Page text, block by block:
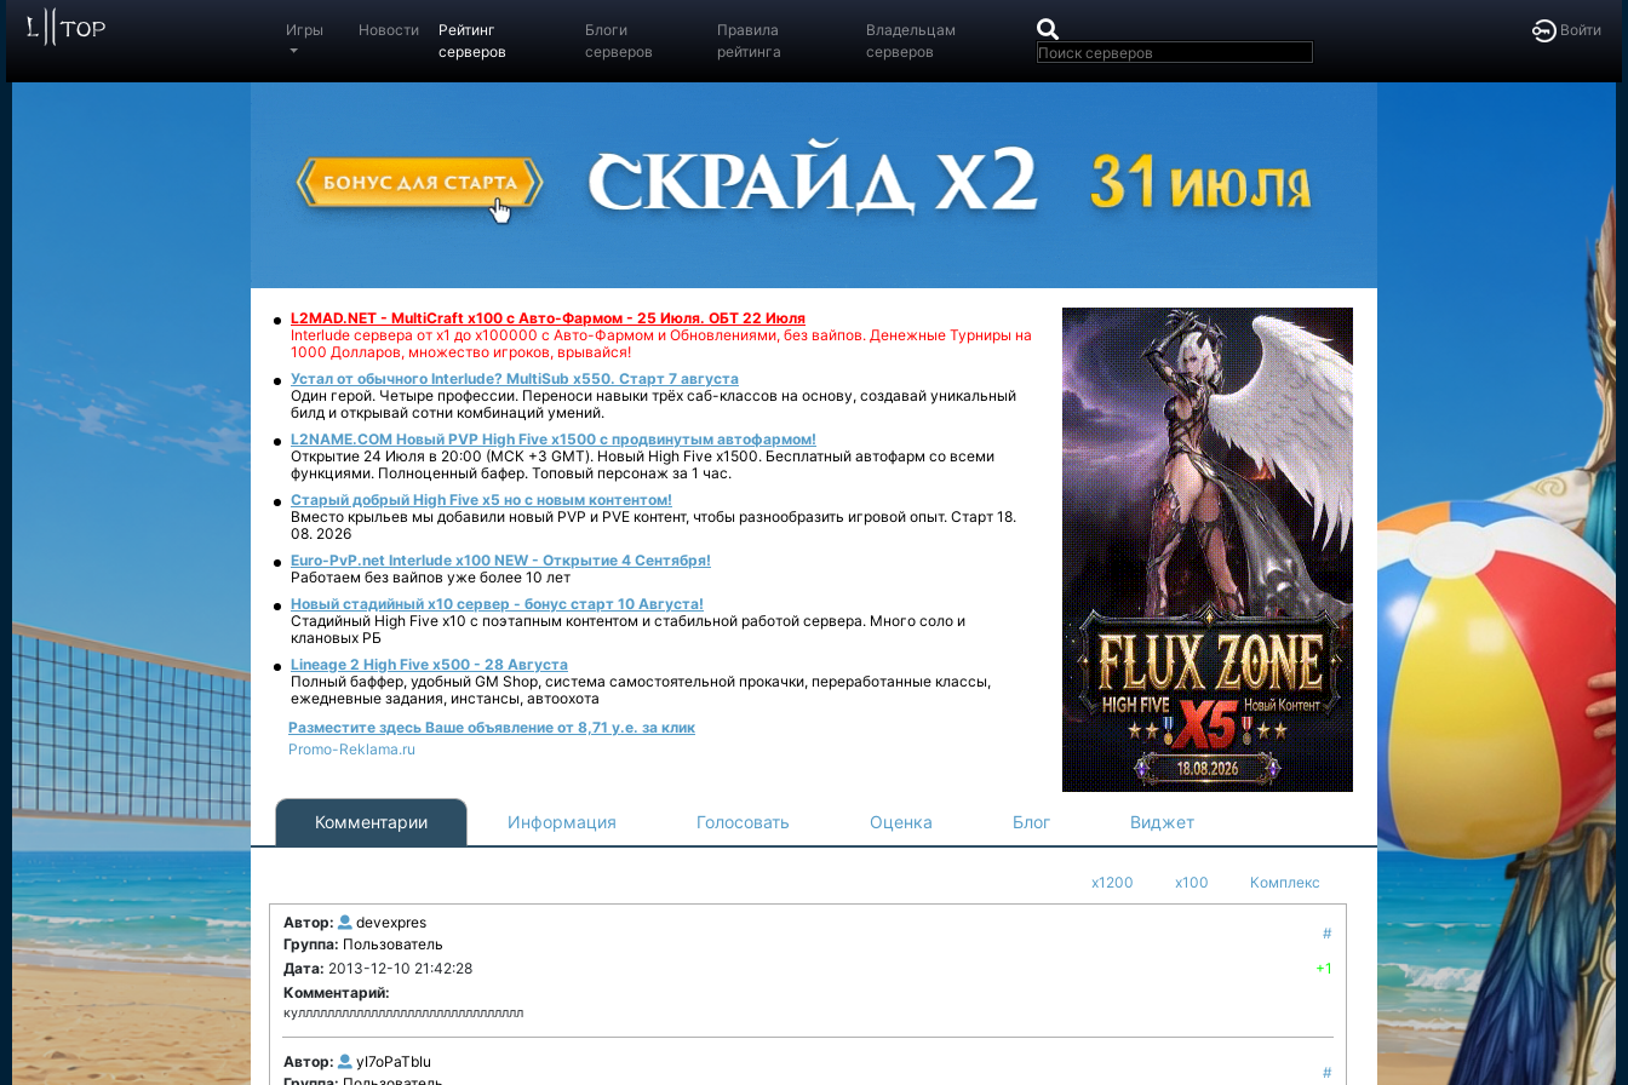
Войти
Игры Новости
Рейтинг
серверов
Блоги
серверов
Правила
рейтинга
Владельцам
серверов
L2MAD.NET - MultiCraft x100 с Авто-Фармом - 25 Июля. ОБТ 22 Июля
Interlude сервера от х1 до х100000 с Авто-Фармом и Обновлениями, без вайпов. Денежные Турниры на
1000 Долларов, множество игроков, врывайся!
Устал от обычного Interlude? MultiSub x550. Старт 7 августа
Один герой. Четыре профессии. Переноси навыки трёх саб-классов на основу, создавай уникальный
билд и открывай сотни комбинаций умений.
L2NAME.COM Новый PVP High Five x1500 с продвинутым автофармом!
Открытие 24 Июля в 20:00 (МСК +3 GMT). Новый High Five x1500. Бесплатный автофарм со всеми
функциями. Полноценный бафер. Топовый персонаж за 1 час.
Старый добрый High Five x5 но с новым контентом!
Вместо крыльев мы добавили новый PVP и PVE контент, чтобы разнообразить игровой опыт. Старт 18.
08. 2026
Euro-PvP.net Interlude х100 NEW - Открытие 4 Сентября!
Работаем без вайпов уже более 10 лет
Новый стадийный х10 сервер - бонус старт 10 Августа!
Стадийный High Five x10 с поэтапным контентом и стабильной работой сервера. Много соло и
клановых РБ
Lineage 2 High Five x500 - 28 Августа
Полный баффер, удобный GM Shop, система самостоятельной прокачки, переработанные классы,
ежедневные задания, инстансы, автоохота
Разместите здесь Ваше объявление от 8,71 у.е. за клик
Promo-Reklama.ru
Комментарии Информация Голосовать Оценка Блог Виджет
x1200 x100 Комплекс
Автор:
devexpres
Группа: Пользователь
#
Дата: 2013-12-10 21:42:28
+1
Комментарий:
куллллллллллллллллллллллллллллллл
Автор:
yI7oPaTbIu
#